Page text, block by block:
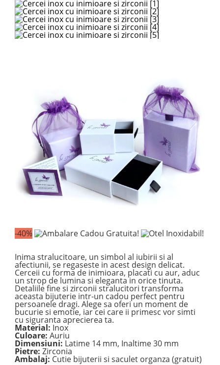
-40%
Inima stralucitoare, un simbol al iubirii si al
afectiunii, se regaseste in acest design delicat.
Cerceii cu forma de inimioara, placati cu aur, aduc
un strop de lumina si eleganta in orice tinuta.
Detaliile fine si zirconii stralucitori transforma
aceasta bijuterie intr-un cadou perfect pentru
persoanele dragi. Alege sa oferi un moment de
bucurie si emotie, iar cei care ii primesc vor simti
cu siguranta aprecierea ta.
Material: Inox
Culoare: Auriu
Dimensiuni: Latime 14 mm, Inaltime 30 mm
Pietre: Zirconia
Ambalaj: Cutie bijuterii si saculet organza (gratuit)